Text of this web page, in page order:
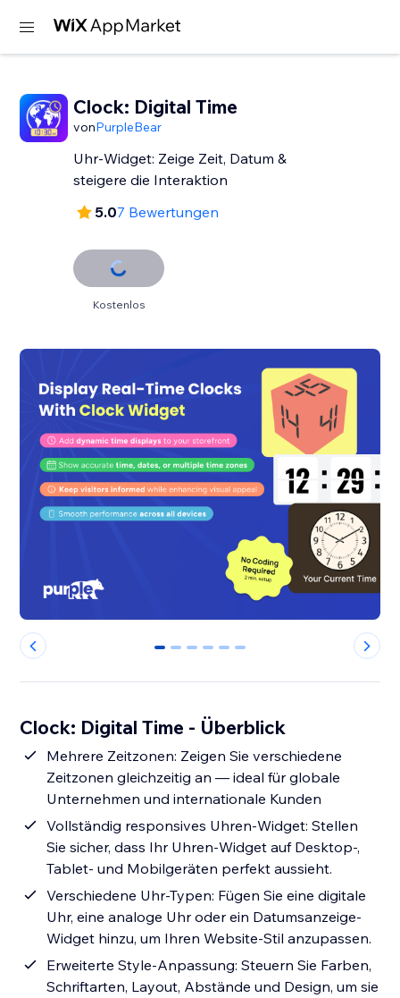
Clock: Digital Time
vonPurpleBear
Uhr-Widget: Zeige Zeit, Datum &
steigere die Interaktion
5.07 Bewertungen
Kostenlos
0 1 2 3 4 5
Clock: Digital Time - Überblick
Mehrere Zeitzonen: Zeigen Sie verschiedene
Zeitzonen gleichzeitig an — ideal für globale
Unternehmen und internationale Kunden
Vollständig responsives Uhren-Widget: Stellen
Sie sicher, dass Ihr Uhren-Widget auf Desktop-,
Tablet- und Mobilgeräten perfekt aussieht.
Verschiedene Uhr-Typen: Fügen Sie eine digitale
Uhr, eine analoge Uhr oder ein Datumsanzeige-
Widget hinzu, um Ihren Website-Stil anzupassen.
Erweiterte Style-Anpassung: Steuern Sie Farben,
Schriftarten, Layout, Abstände und Design, um sie